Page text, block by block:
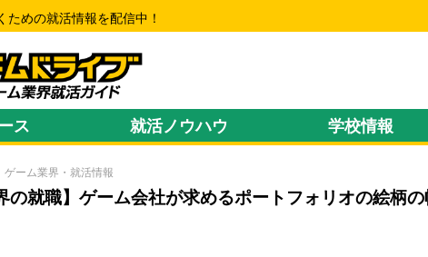
ための就活情報を配信中！
ス 就活ノウハウ 学校情報
ゲーム業界・就活情報
の就職】ゲーム会社が求めるポートフォリオの絵柄